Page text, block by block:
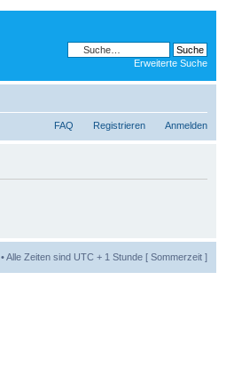
Erweiterte Suche
FAQ Registrieren Anmelden
• Alle Zeiten sind UTC + 1 Stunde [ Sommerzeit ]